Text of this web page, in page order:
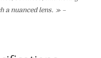
a nuanced lens. »–